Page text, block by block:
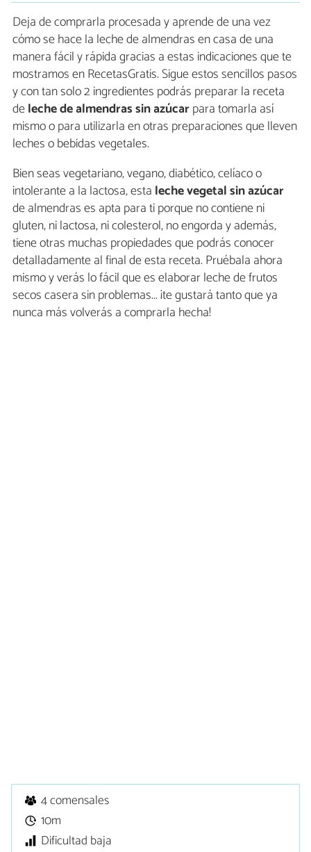
Deja de comprarla procesada y aprende de una vez
cómo se hace la leche de almendras en casa de una
manera fácil y rápida gracias a estas indicaciones que te
mostramos en RecetasGratis. Sigue estos sencillos pasos
y con tan solo 2 ingredientes podrás preparar la receta
deleche de almendras sin azúcarpara tomarla así
mismo o para utilizarla en otras preparaciones que lleven
leches o bebidas vegetales.
Bien seas vegetariano, vegano, diabético, celíaco o
intolerante a la lactosa, esta leche vegetal sin azúcar
de almendras es apta para ti porque no contiene ni
gluten, ni lactosa, ni colesterol, no engorda y además,
tiene otras muchas propiedades que podrás conocer
detalladamente al final de esta receta. Pruébala ahora
mismo y verás lo fácil que es elaborar leche de frutos
secos casera sin problemas... ¡te gustará tanto que ya
nunca más volverás a comprarla hecha!
4 comensales
10m
Dificultad baja